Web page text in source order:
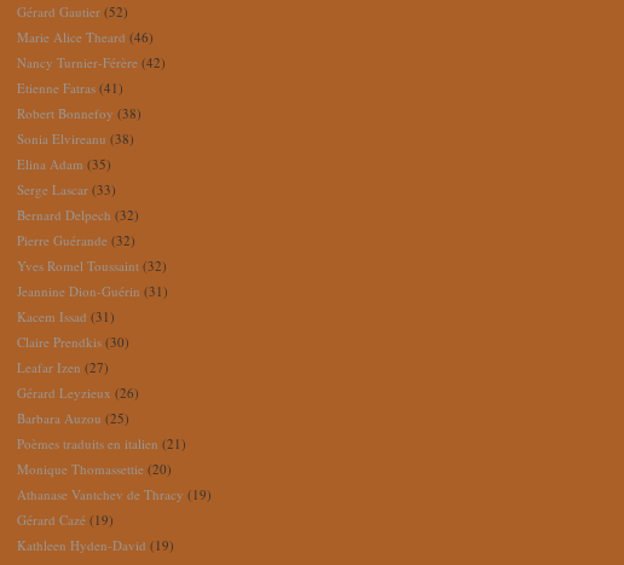
Gérard Gautier (52)
Marie Alice Theard (46)
Nancy Turnier-Férère (42)
Etienne Fatras (41)
Robert Bonnefoy (38)
Sonia Elvireanu (38)
Elina Adam (35)
Serge Lascar (33)
Bernard Delpech (32)
Pierre Guérande (32)
Yves Romel Toussaint (32)
Jeannine Dion-Guérin (31)
Kacem Issad (31)
Claire Prendkis (30)
Leafar Izen (27)
Gérard Leyzieux (26)
Barbara Auzou (25)
Poèmes traduits en italien (21)
Monique Thomassettie (20)
Athanase Vantchev de Thracy (19)
Gérard Cazé (19)
Kathleen Hyden-David (19)